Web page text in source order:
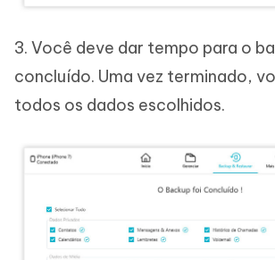
3. Você deve dar tempo para o
concluído. Uma vez terminado,
todos os dados escolhidos.